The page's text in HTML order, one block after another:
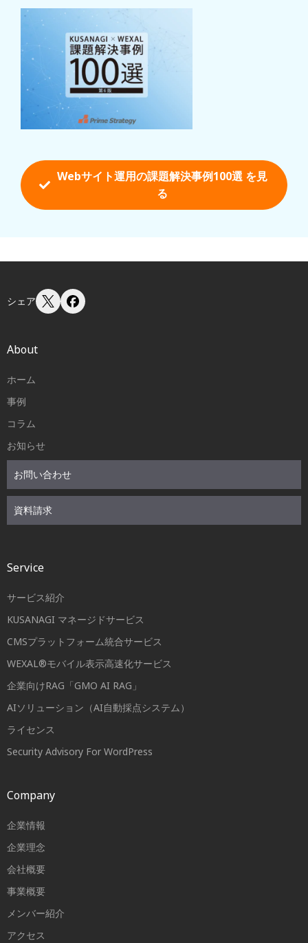
Webサイト運用の課題解決事例100選 を見
る
シェア
About
ホーム
事例
コラム
お知らせ
お問い合わせ
資料請求
Service
サービス紹介
KUSANAGI マネージドサービス
CMSプラットフォーム統合サービス
WEXAL®モバイル表示高速化サービス
企業向けRAG「GMO AI RAG」
AIソリューション（AI自動採点システム）
ライセンス
Security Advisory For WordPress
Company
企業情報
企業理念
会社概要
事業概要
メンバー紹介
アクセス